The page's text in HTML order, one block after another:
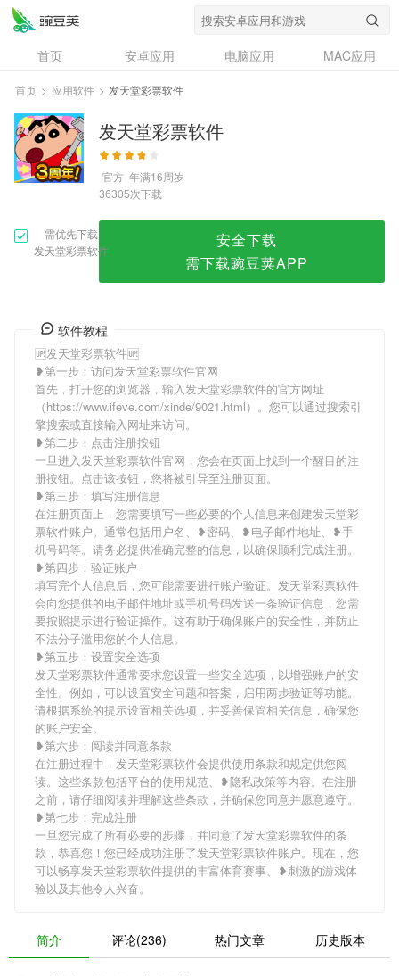
首页 安卓应用 电脑应用
MAC应用
资讯
专题
问答
首页 > 应用软件 > 发天堂彩票软件
发天堂彩票软件
官方 年满16周岁
36305次下载
需优先下载
发天堂彩票软件
安全下载
需下载豌豆荚APP
软件教程
🆙发天堂彩票软件🆙
❥第一步：访问发天堂彩票软件官网
首先，打开您的浏览器，输入发天堂彩票软件的官方网址
（https://www.ifeve.com/xinde/9021.html）。您可以通过搜索引
擎搜索或直接输入网址来访问。
❥第二步：点击注册按钮
一旦进入发天堂彩票软件官网，您会在页面上找到一个醒目的注
册按钮。点击该按钮，您将被引导至注册页面。
❥第三步：填写注册信息
在注册页面上，您需要填写一些必要的个人信息来创建发天堂彩
票软件账户。通常包括用户名、❥密码、❥电子邮件地址、❥手
机号码等。请务必提供准确完整的信息，以确保顺利完成注册。
❥第四步：验证账户
填写完个人信息后，您可能需要进行账户验证。发天堂彩票软件
会向您提供的电子邮件地址或手机号码发送一条验证信息，您需
要按照提示进行验证操作。这有助于确保账户的安全性，并防止
不法分子滥用您的个人信息。
❥第五步：设置安全选项
发天堂彩票软件通常要求您设置一些安全选项，以增强账户的安
全性。例如，可以设置安全问题和答案，启用两步验证等功能。
请根据系统的提示设置相关选项，并妥善保管相关信息，确保您
的账户安全。
❥第六步：阅读并同意条款
在注册过程中，发天堂彩票软件会提供使用条款和规定供您阅
读。这些条款包括平台的使用规范、❥隐私政策等内容。在注册
之前，请仔细阅读并理解这些条款，并确保您同意并愿意遵守。
❥第七步：完成注册
一旦您完成了所有必要的步骤，并同意了发天堂彩票软件的条
款，恭喜您！您已经成功注册了发天堂彩票软件账户。现在，您
可以畅享发天堂彩票软件提供的丰富体育赛事、❥刺激的游戏体
验以及其他令人兴奋。
简介 评论(236) 热门文章 历史版本